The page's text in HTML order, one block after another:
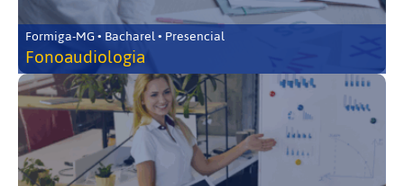
Formiga-MG • Bacharel • Presencial
Fonoaudiologia